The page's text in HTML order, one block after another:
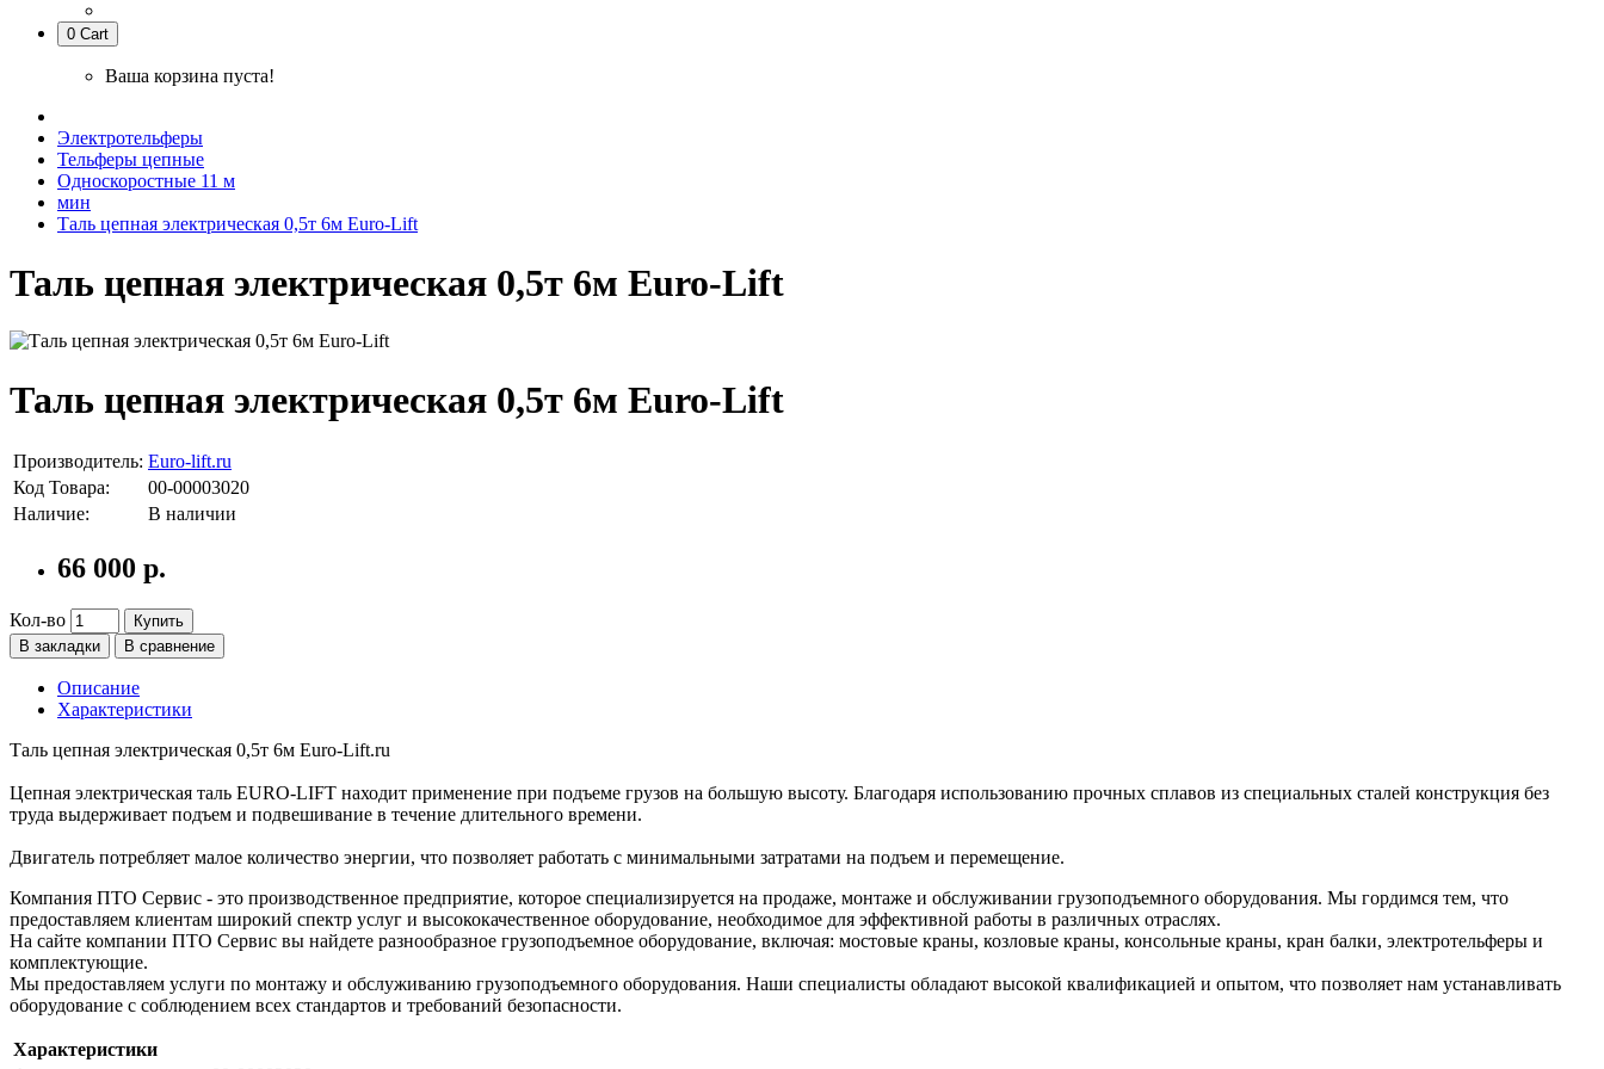
0 Cart
Ваша корзина пуста!
Электротельферы
Тельферы цепные
Односкоростные 11 м
мин
Таль цепная электрическая 0,5т 6м Euro-Lift
Таль цепная электрическая 0,5т 6м Euro-Lift
Таль цепная электрическая 0,5т 6м Euro-Lift
Производитель: Euro-lift.ru
Код Товара:
00-00003020
Наличие:
В наличии
66 000 р.
Кол-во
Купить
В закладки
В сравнение
Описание
Характеристики
Таль цепная электрическая 0,5т 6м Euro-Lift.ru
Цепная электрическая таль EURO-LIFT находит применение при подъеме грузов на большую высоту. Благодаря использованию прочных сплавов из специальных сталей конструкция без
труда выдерживает подъем и подвешивание в течение длительного времени.
Двигатель потребляет малое количество энергии, что позволяет работать с минимальными затратами на подъем и перемещение.
Компания ПТО Сервис - это производственное предприятие, которое специализируется на продаже, монтаже и обслуживании грузоподъемного оборудования. Мы гордимся тем, что
предоставляем клиентам широкий спектр услуг и высококачественное оборудование, необходимое для эффективной работы в различных отраслях.
На сайте компании ПТО Сервис вы найдете разнообразное грузоподъемное оборудование, включая: мостовые краны, козловые краны, консольные краны, кран балки, электротельферы и
комплектующие.
Мы предоставляем услуги по монтажу и обслуживанию грузоподъемного оборудования. Наши специалисты обладают высокой квалификацией и опытом, что позволяет нам устанавливать
оборудование с соблюдением всех стандартов и требований безопасности.
Характеристики